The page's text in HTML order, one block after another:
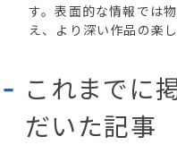
す。表面的な情報では
え、より深い作品の楽
これまでに
だいた記事